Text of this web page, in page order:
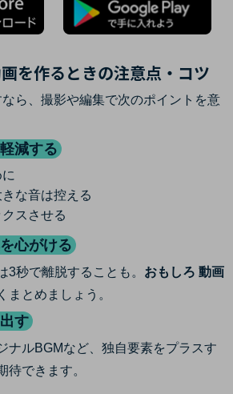
を作るときの注意点・コツ
なら、撮影や編集で次のポイントを意
減する
な音は控える
スさせる
心がける
3秒で離脱することも。 おもしろ 動画
まとめましょう。
す
ナルBGMなど、独自要素をプラスす
待できます。